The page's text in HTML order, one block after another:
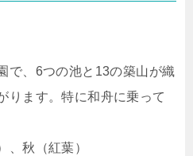
で、6つの池と13の築山が織
ります。特に和舟に乗って
、秋（紅葉）